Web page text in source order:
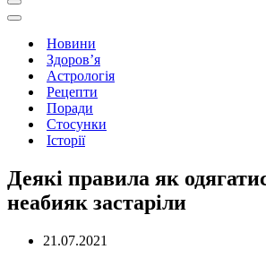
Меню
навігації
Меню
навігаціїНовини
Здоров’я
Астрологія
Рецепти
Поради
Стосунки
Історії
Деякі правила як
неабияк застаріли
21.07.2021